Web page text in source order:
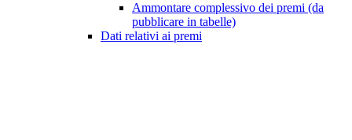
Ammontare complessivo dei premi (da
pubblicare in tabelle)
Dati relativi ai premi